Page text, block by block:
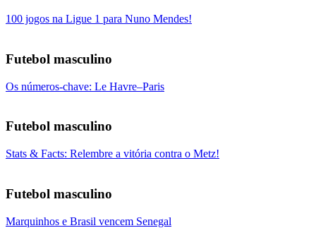
100 jogos na Ligue 1 para Nuno Mendes!
Futebol masculino
Os números-chave: Le Havre–Paris
Futebol masculino
Stats & Facts: Relembre a vitória contra o Metz!
Futebol masculino
Marquinhos e Brasil vencem Senegal